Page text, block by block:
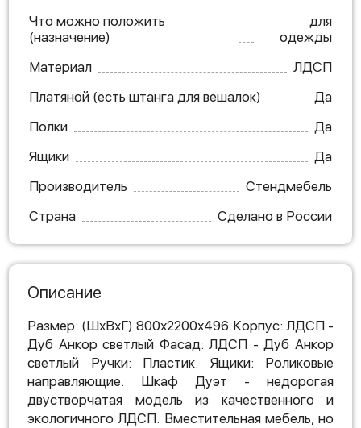
Что можно положить
(назначение)
для
одежды
Материал
ЛДСП
Платяной (есть штанга для вешалок)
Да
Полки
Да
Ящики
Да
Производитель
Стендмебель
Страна
Сделано в России
Описание
Размер: (ШхВхГ) 800х2200х496 Корпус: ЛДСП -
Дуб Анкор светлый Фасад: ЛДСП - Дуб Анкор
светлый Ручки: Пластик. Ящики: Роликовые
направляющие. Шкаф Дуэт - недорогая
двустворчатая модель из качественного и
экологичного ЛДСП. Вместительная мебель, но